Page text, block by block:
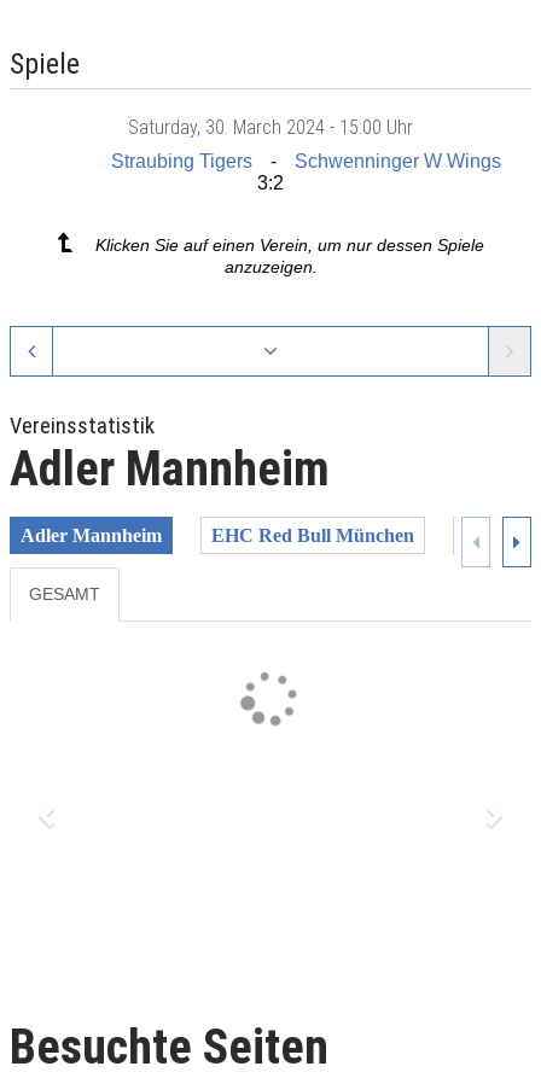
Spiele
Saturday, 30. March 2024 - 15:00 Uhr
Straubing Tigers
Schwenninger W Wings
3:2
Klicken Sie auf einen Verein, um nur dessen Spiele
anzuzeigen.
Vereinsstatistik
Adler Mannheim
Adler Mannheim EHC Red Bull München
GESAMT
Besuchte Seiten